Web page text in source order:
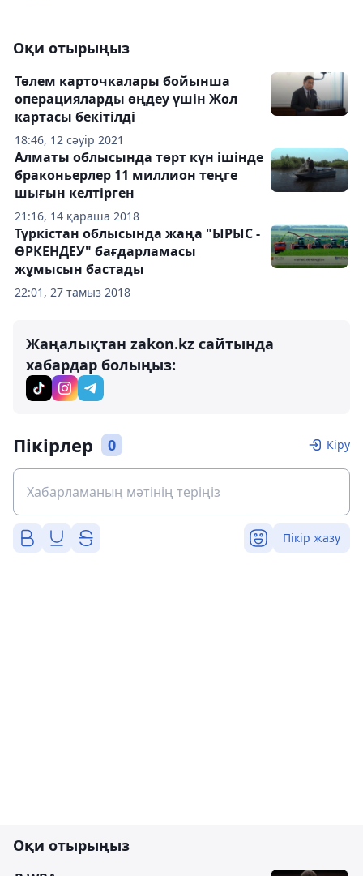
Оқи отырыңыз
18:46, 12 сәуір 2021
Төлем карточкалары бойынша
операцияларды өңдеу үшін Жол
картасы бекітілді
21:16, 14 қараша 2018
Алматы облысында төрт күн ішінде
браконьерлер 11 миллион теңге
шығын келтірген
22:01, 27 тамыз 2018
Түркістан облысында жаңа "ЫРЫС -
ӨРКЕНДЕУ" бағдарламасы
жұмысын бастады
Жаңалықтан zakon.kz сайтында
хабардар болыңыз:
Пікірлер 0 Кіру
Пікір жазу
Оқи отырыңыз